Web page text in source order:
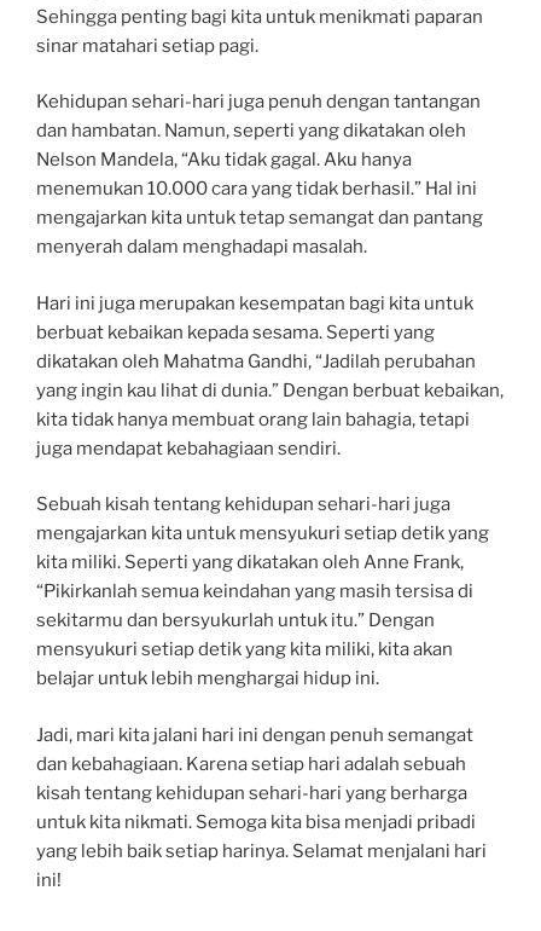
Sehingga penting bagi kita untuk menikmati paparan
sinar matahari setiap pagi.
Kehidupan sehari-hari juga penuh dengan tantangan
dan hambatan. Namun, seperti yang dikatakan oleh
Nelson Mandela, “Aku tidak gagal. Aku hanya
menemukan 10.000 cara yang tidak berhasil.” Hal ini
mengajarkan kita untuk tetap semangat dan pantang
menyerah dalam menghadapi masalah.
Hari ini juga merupakan kesempatan bagi kita untuk
berbuat kebaikan kepada sesama. Seperti yang
dikatakan oleh Mahatma Gandhi, “Jadilah perubahan
yang ingin kau lihat di dunia.” Dengan berbuat kebaikan,
kita tidak hanya membuat orang lain bahagia, tetapi
juga mendapat kebahagiaan sendiri.
Sebuah kisah tentang kehidupan sehari-hari juga
mengajarkan kita untuk mensyukuri setiap detik yang
kita miliki. Seperti yang dikatakan oleh Anne Frank,
“Pikirkanlah semua keindahan yang masih tersisa di
sekitarmu dan bersyukurlah untuk itu.” Dengan
mensyukuri setiap detik yang kita miliki, kita akan
belajar untuk lebih menghargai hidup ini.
Jadi, mari kita jalani hari ini dengan penuh semangat
dan kebahagiaan. Karena setiap hari adalah sebuah
kisah tentang kehidupan sehari-hari yang berharga
untuk kita nikmati. Semoga kita bisa menjadi pribadi
yang lebih baik setiap harinya. Selamat menjalani hari
ini!